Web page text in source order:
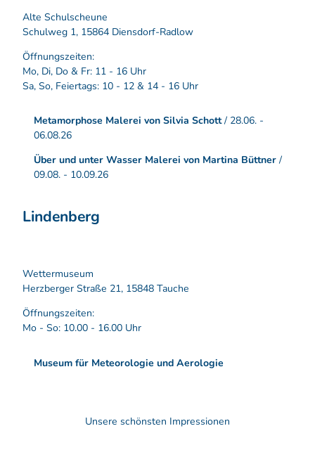
Alte Schulscheune
Schulweg 1, 15864 Diensdorf-Radlow
Öffnungszeiten:
Mo, Di, Do & Fr: 11 - 16 Uhr
Sa, So, Feiertags: 10 - 12 & 14 - 16 Uhr
Metamorphose Malerei von Silvia Schott/ 28.06. -
06.08.26
Über und unter Wasser Malerei von Martina Büttner /
09.08. - 10.09.26
Lindenberg
Wettermuseum
Herzberger Straße 21, 15848 Tauche
Öffnungszeiten:
Mo - So: 10.00 - 16.00 Uhr
Museum für Meteorologie und Aerologie
Unsere schönsten Impressionen